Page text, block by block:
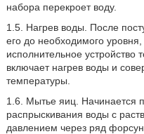
набора перекроет воду.
1.5. Нагрев воды. После
его до необходимого
исполнительное устройство
включает нагрев воды и
температуры.
1.6. Мытье яиц. Начинается
распрыскивания воды с
давлением через ряд